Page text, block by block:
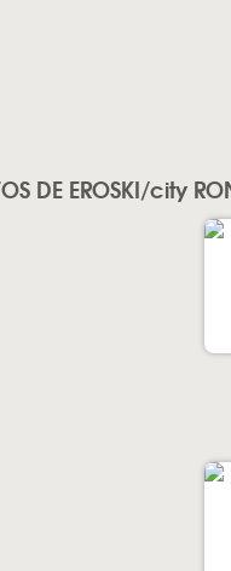
DE EROSKI/city